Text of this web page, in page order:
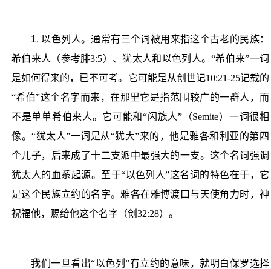
1. 以色列人。通常有三个词被用来指这个古老的民族：
希伯来人（参考腓3:5）、犹太人和以色列人。“希伯来”一词
是如何得来的，已不可考。它可能是从创世记10:21-25记载的
“希伯”这个名字而来，在那里它是指范围较广的一群人，而
不是单单希伯来人。它可能和“闪族人”（Semite）一词很相
像。“犹太人”一词是从“犹大”来的，他是雅各和利亚的第四
个儿子，后来成了十二支派中最强大的一支。这个名词强调
犹太人的血系起源。至于“以色列人”这名词的特色在于，它
是这个民族立约的名字。雅各在雅博渡口与天使角力时，神
祝福他，赐给他这个名字（创 32:28）。
我们一旦看出“以色列”有立约的意味，就明白保罗选择